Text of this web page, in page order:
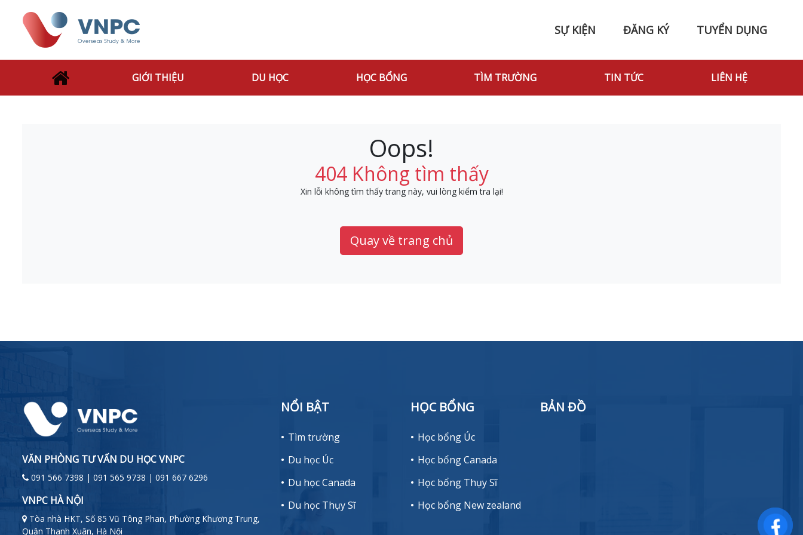
SỰ KIỆN ĐĂNG KÝ TUYỂN DỤNG
GIỚI THIỆU DU HỌC HỌC BỔNG TÌM TRƯỜNG TIN TỨC LIÊN HỆ
Oops!
404 Không tìm thấy
Xin lỗi không tìm thấy trang này, vui lòng kiểm tra lại!
Quay về trang chủ
VĂN PHÒNG TƯ VẤN DU HỌC VNPC
091 566 7398 | 091 565 9738 | 091 667 6296
VNPC HÀ NỘI
Tòa nhà HKT, Số 85 Vũ Tông Phan, Phường Khương Trung,
Quận Thanh Xuân, Hà Nội
NỔI BẬT
Tìm trường
Du học Úc
Du học Canada
Du học Thụy Sĩ
HỌC BỔNG
Học bổng Úc
Học bổng Canada
Học bổng Thụy Sĩ
Học bổng New zealand
BẢN ĐỒ